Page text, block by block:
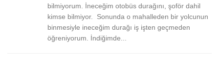
bilmiyorum. İneceğim otobüs durağını, şoför dahil
kimse bilmiyor. Sonunda o mahalleden bir yolcunun
binmesiyle ineceğim durağı iş işten geçmeden
öğreniyorum. İndiğimde...